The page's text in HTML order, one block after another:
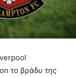
το βράδυ της